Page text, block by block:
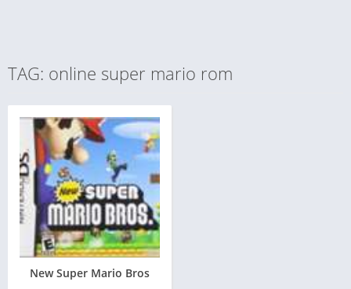
TAG: online super mario rom
New Super Mario Bros